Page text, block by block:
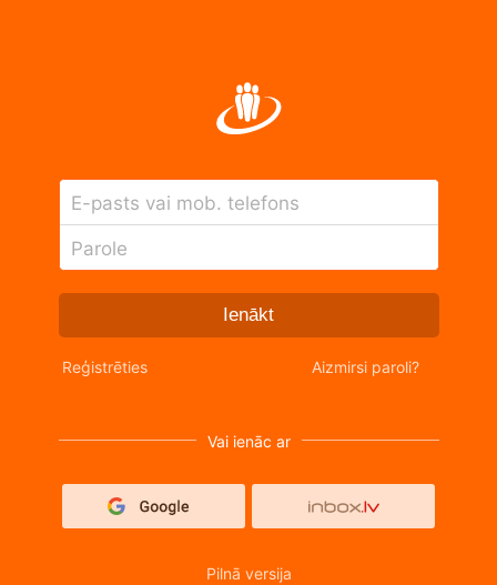
E-pasts vai mob. telefons
Parole
Ienākt
Reģistrēties Aizmirsi paroli?
Vai ienāc ar
Pilnā versija